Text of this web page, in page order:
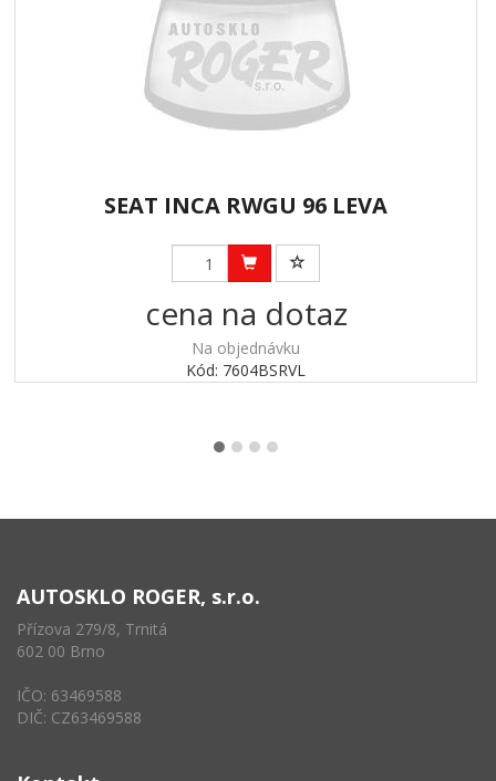
SEAT INCA RWGU 96 LEVA
cena na dotaz
Na objednávku
Kód: 7604BSRVL
AUTOSKLO ROGER, s.r.o.
Přízova 279/8, Trnitá
602 00 Brno
IČO: 63469588
DIČ: CZ63469588